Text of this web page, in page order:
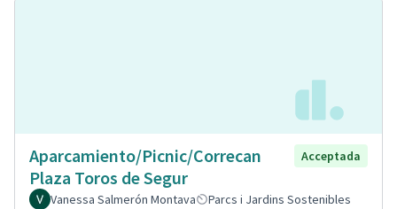
Aparcamiento/Picnic/Correcan
Plaza Toros de Segur
Acceptada
Vanessa Salmerón Montava
Parcs i Jardins Sostenibles